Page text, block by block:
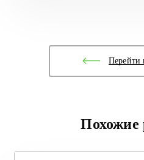
Перейти
Похожие